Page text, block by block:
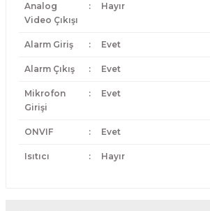
Analog
Video Çıkışı
: Hayır
Alarm Giriş : Evet
Alarm Çıkış : Evet
Mikrofon
Girişi
: Evet
ONVIF : Evet
Isıtıcı : Hayır